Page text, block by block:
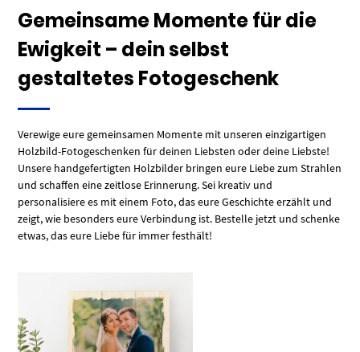
Gemeinsame Momente für die
Ewigkeit – dein selbst
gestaltetes Fotogeschenk
Verewige eure gemeinsamen Momente mit unseren einzigartigen
Holzbild-Fotogeschenken für deinen Liebsten oder deine Liebste!
Unsere handgefertigten Holzbilder bringen eure Liebe zum Strahlen
und schaffen eine zeitlose Erinnerung. Sei kreativ und
personalisiere es mit einem Foto, das eure Geschichte erzählt und
zeigt, wie besonders eure Verbindung ist. Bestelle jetzt und schenke
etwas, das eure Liebe für immer festhält!